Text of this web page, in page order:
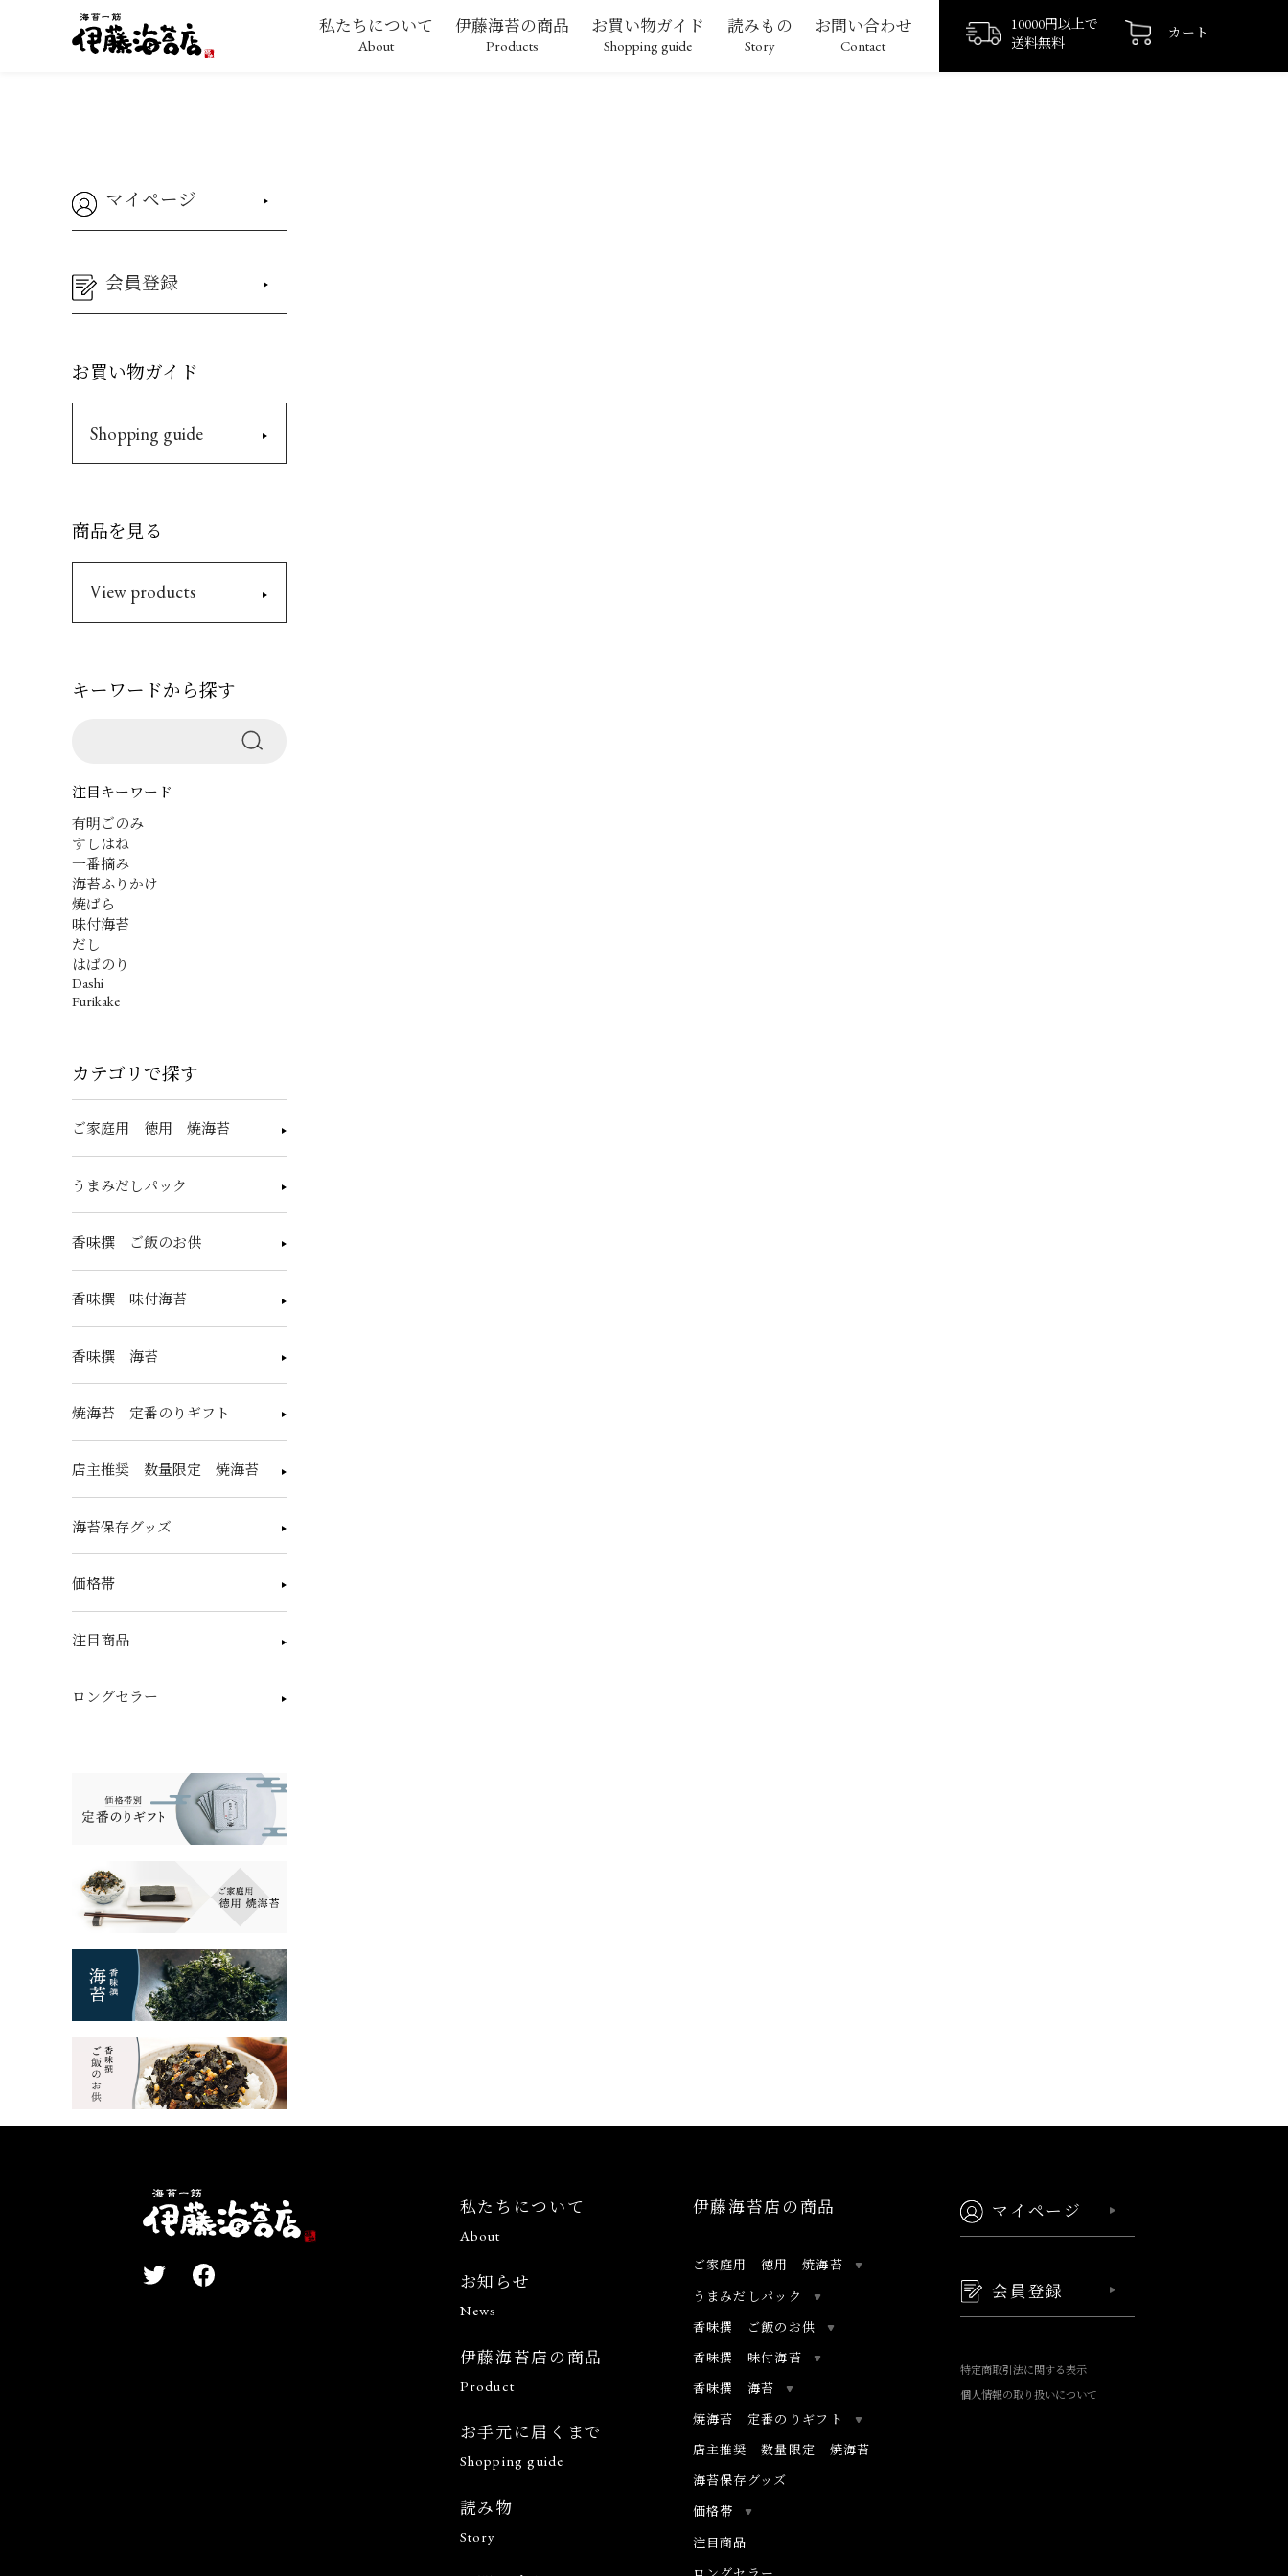
私たちについて
About
伊藤海苔の商品
Products
お買い物ガイド
Shopping guide
読みもの
Story
お問い合わせ
Contact
10000円以上で
送料無料
カート
マイページ
会員登録
お買い物ガイド
Shopping guide
商品を見る
View products
キーワードから探す
注目キーワード
有明ごのみ
すしはね
一番摘み
海苔ふりかけ
焼ばら
味付海苔
だし
はばのり
Dashi
Furikake
カテゴリで探す
ご家庭用 徳用 焼海苔
うまみだしパック
香味撰 ご飯のお供
香味撰 味付海苔
香味撰 海苔
焼海苔 定番のりギフト
店主推奨 数量限定 焼海苔
海苔保存グッズ
価格帯
注目商品
ロングセラー
私たちについて
About
お知らせ
News
伊藤海苔店の商品
Product
お手元に届くまで
Shopping guide
読み物
Story
伊藤海苔店の商品
ご家庭用 徳用 焼海苔
うまみだしパック
香味撰 ご飯のお供
香味撰 味付海苔
香味撰 海苔
焼海苔 定番のりギフト
店主推奨 数量限定 焼海苔
海苔保存グッズ
価格帯
注目商品
マイページ
会員登録
特定商取引法に関する表示
個人情報の取り扱いについて